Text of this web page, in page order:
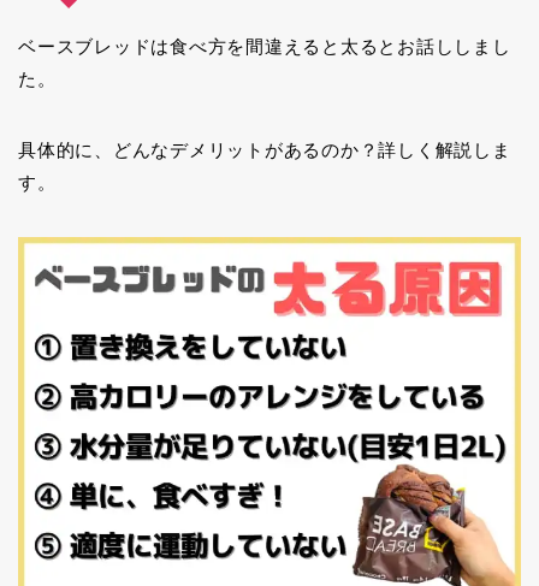
ベースブレッドは食べ方を間違えると太るとお話ししまし
た。
具体的に、どんなデメリットがあるのか？詳しく解説しま
す。